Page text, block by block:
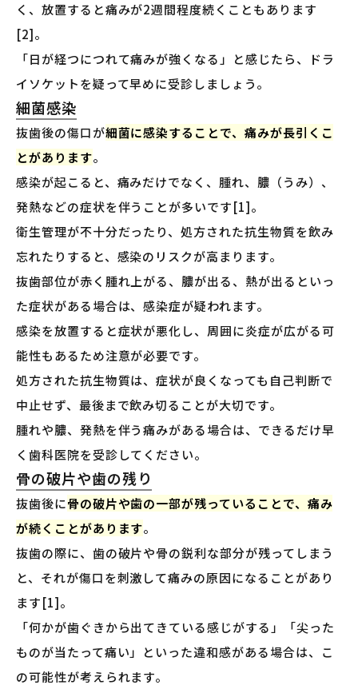
く、放置すると痛みが2週間程度続くこともあります
[2]。
「日が経つにつれて痛みが強くなる」と感じたら、ドラ
イソケットを疑って早めに受診しましょう。
細菌感染
抜歯後の傷口が細菌に感染することで、痛みが長引くこ
とがあります。
感染が起こると、痛みだけでなく、腫れ、膿（うみ）、
発熱などの症状を伴うことが多いです[1]。
衛生管理が不十分だったり、処方された抗生物質を飲み
忘れたりすると、感染のリスクが高まります。
抜歯部位が赤く腫れ上がる、膿が出る、熱が出るといっ
た症状がある場合は、感染症が疑われます。
感染を放置すると症状が悪化し、周囲に炎症が広がる可
能性もあるため注意が必要です。
処方された抗生物質は、症状が良くなっても自己判断で
中止せず、最後まで飲み切ることが大切です。
腫れや膿、発熱を伴う痛みがある場合は、できるだけ早
く歯科医院を受診してください。
骨の破片や歯の残り
抜歯後に骨の破片や歯の一部が残っていることで、痛み
が続くことがあります。
抜歯の際に、歯の破片や骨の鋭利な部分が残ってしまう
と、それが傷口を刺激して痛みの原因になることがあり
ます[1]。
「何かが歯ぐきから出てきている感じがする」「尖った
ものが当たって痛い」といった違和感がある場合は、こ
の可能性が考えられます。